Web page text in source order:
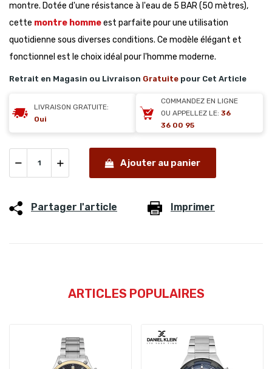
montre. Dotée d'une résistance à l'eau de 5 BAR (50 mètres),
cette montre hommeest parfaite pour une utilisation
quotidienne sous diverses conditions. Ce modèle élégant et
fonctionnel est le choix idéal pour l'homme moderne.
Retrait en Magasin ou Livraison Gratuite pour Cet Article
LIVRAISON GRATUITE:
Oui
COMMANDEZ EN LIGNE
OU APPELLEZ LE: 36
36 00 95
Ajouter au panier
Partager l'article Imprimer
ARTICLES POPULAIRES